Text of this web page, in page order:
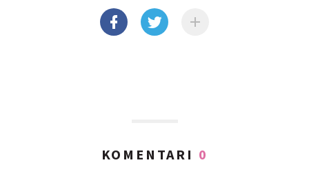
KOMENTARI 0